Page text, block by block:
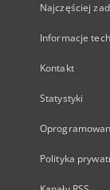
Najczęściej
Informacje
Kontakt
Statystyki
Polityka